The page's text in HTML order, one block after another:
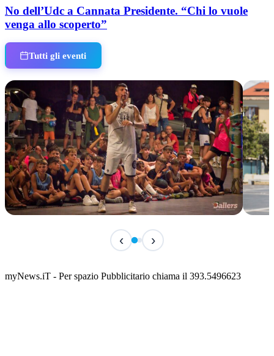
No dell’Udc a Cannata Presidente. “Chi lo vuole
venga allo scoperto”
Tutti gli eventi
Classic Contest 3vs3 Memorial Michele
📅 6 Agosto 2026 · 09:00 · 📍 Lungomare C. Colombo
‹ ›
myNews.iT - Per spazio Pubblicitario chiama il 393.5496623